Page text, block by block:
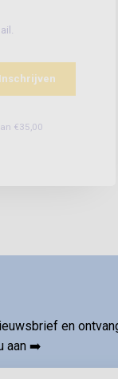
en
aan ➡️
Inschrijven
€35,00